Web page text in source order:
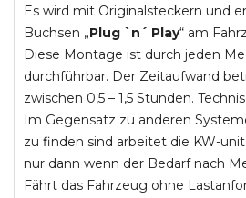
Es wird mit Originalsteckern und
Buchsen „Plug `n´ Play“ am
Diese Montage ist durch jeden
durchführbar. Der Zeitaufwand
zwischen 0,5 – 1,5 Stunden.
Im Gegensatz zu anderen
zu finden sind arbeitet die KW-
nur dann wenn der Bedarf nach
Fährt das Fahrzeug ohne